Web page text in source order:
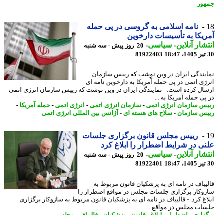
نامه اسلامی به گروسی در پی حمله
به تأسیسات دارخوین
آنلاین-سیاسی-
20 روز پیش - سه شنبه
81922403
ایران در وین نوشت که رییس سازمان
اتمی در پی حمله آمریکا به دارخوین نامه ای
کرده است. - نمایندگی ایران در وین نوشت که رییس سازمان انرژی اتمی
حمله آمریکا به ...
سازمان انرژی اتمی -سازمان انرژی اتمی -انرژی اتمی -حمله آمریکا-
سازمان -سلاح های هسته ای- آژانس بین المللی انرژی اتمی
رییس مجلس قانون برگزاری جلسات
در شرایط اضطرار را ابلاغ کرد
آنلاین-سیاسی-
20 روز پیش - سه شنبه
81922401
در نامه ای به پزشکیان قانون مربوط به
برگزاری جلسات مجلس در مواقع اضطرار را
کرد. - قالیباف در نامه ای به پزشکیان قانون مربوط به سازوکار برگزاری
مجلس در مواقع ...